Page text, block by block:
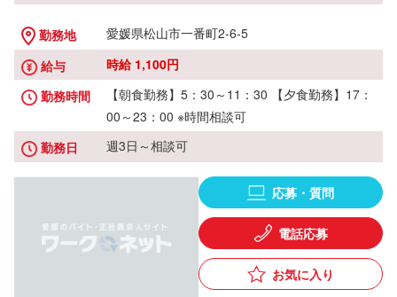
勤務地
愛媛県松山市一番町2-6-5
給与
時給 1,100円
勤務時間
【朝食勤務】5：30～11：30 【夕食勤務】17：
00～23：00 ※時間相談可
勤務日
週3日～相談可
応募・質問
電話応募
お気に入り